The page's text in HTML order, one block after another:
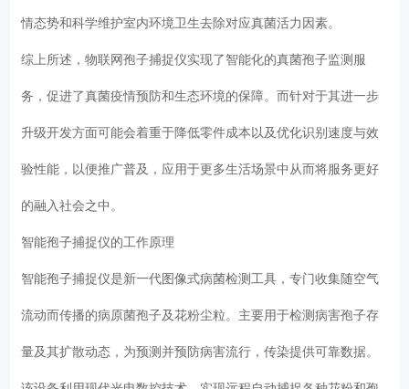
情态势和科学维护室内环境卫生去除对应真菌活力因素。
综上所述，物联网孢子捕捉仪实现了智能化的真菌孢子监测服
务，促进了真菌疫情预防和生态环境的保障。而针对于其进一步
升级开发方面可能会着重于降低零件成本以及优化识别速度与效
验性能，以便推广普及，应用于更多生活场景中从而将服务更好
的融入社会之中。
智能孢子捕捉仪的工作原理
智能孢子捕捉仪是新一代图像式病菌检测工具，专门收集随空气
流动而传播的病原菌孢子及花粉尘粒。主要用于检测病害孢子存
量及其扩散动态，为预测并预防病害流行，传染提供可靠数据。